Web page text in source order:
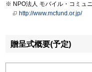
NPO法人 モバイル・コミ
http://www.mcfund.or.jp/
贈呈式概要(予定)